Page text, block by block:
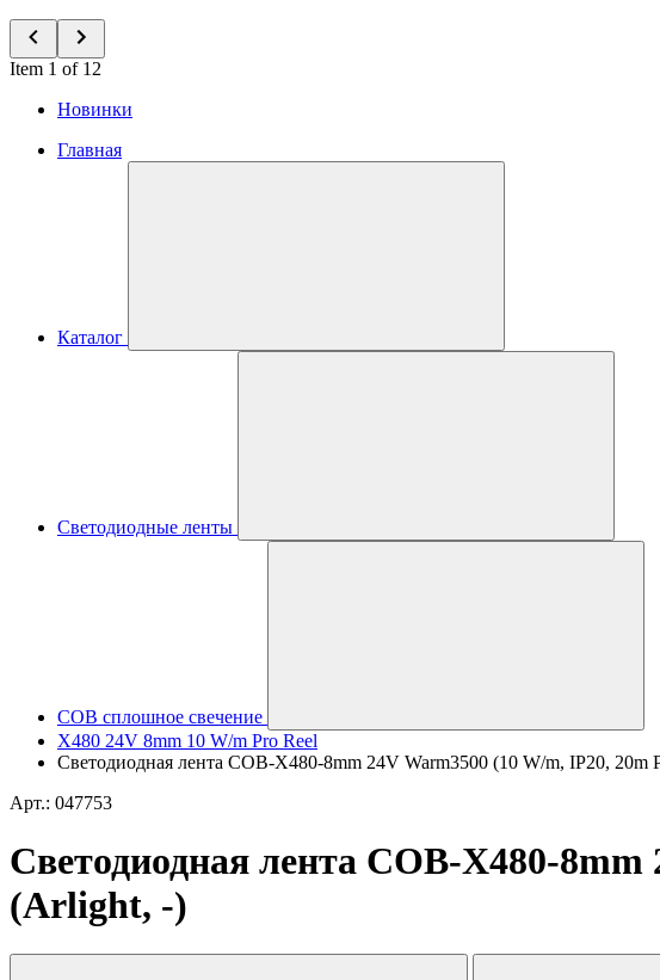
Item 1 of 12
Новинки
Главная
Каталог
Светодиодные ленты
COB сплошное свечение
X480 24V 8mm 10 W/m Pro Reel
Светодиодная лента COB-X480-8mm 24V Warm3500 (10 W/m, IP20,
Арт.: 047753
Светодиодная лента COB-X480-
(Arlight, -)